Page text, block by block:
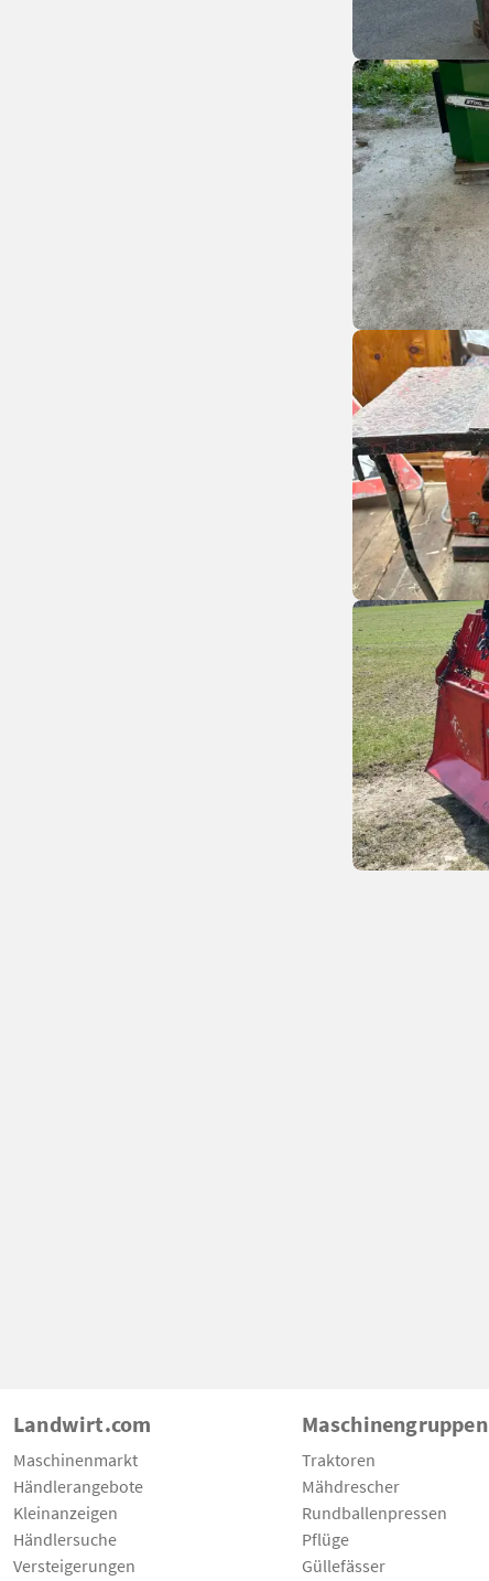
Landwirt.com
Maschinenmarkt
Händlerangebote
Kleinanzeigen
Händlersuche
Versteigerungen
Maschinengruppen
Traktoren
Mähdrescher
Rundballenpressen
Pflüge
Güllefässer